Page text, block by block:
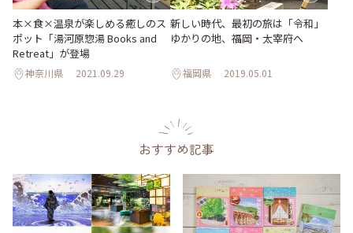
本×食×温泉が楽しめる癒しのス
ポット「湯河原惣湯 Books and
Retreat」が登場
神奈川県 2021.09.29
新しい時代、最初の旅は「令和」
ゆかりの地、福岡・太宰府へ
福岡県 2019.05.01
おすすめ記事